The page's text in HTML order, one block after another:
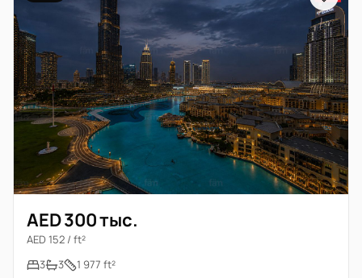
AED 300 тыс.
AED 152 / ft²
3
3 1 977 ft²